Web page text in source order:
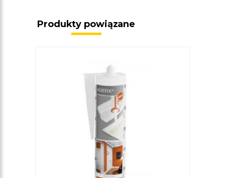
Produkty powiązane